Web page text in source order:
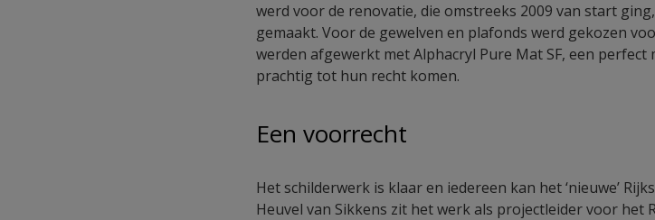
werd voor de renovatie, die omstreeks 2009 van start
gemaakt. Voor de gewelven en plafonds werd gekozen
werden afgewerkt met Alphacryl Pure Mat SF, een
prachtig tot hun recht komen.
Een voorrecht
Het schilderwerk is klaar en iedereen kan het ‘nieuwe’
Heuvel van Sikkens zit het werk als projectleider voor het